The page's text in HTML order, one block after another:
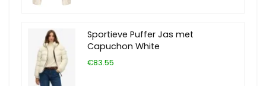
Sportieve Puffer Jas met
Capuchon White
€83.55